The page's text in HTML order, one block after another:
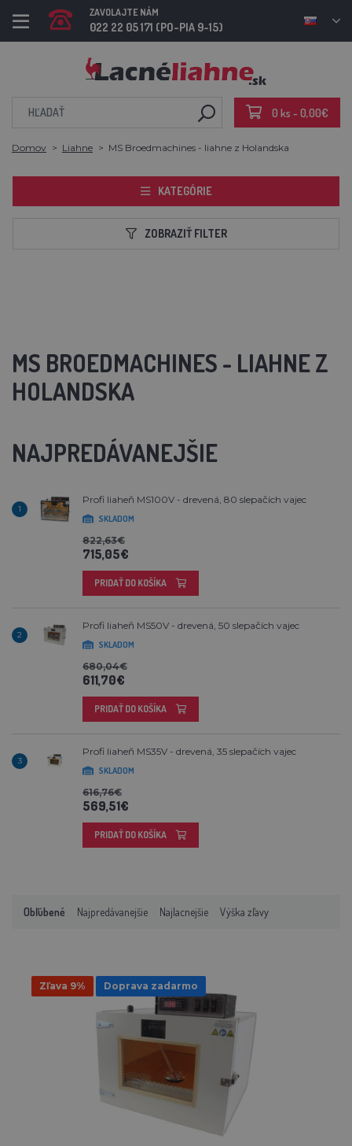
ZAVOLAJTE NÁM
022 22 05 171 (PO-PIA 9-15)
0 ks - 0,00€
Domov Liahne MS Broedmachines - liahne z Holandska
KATEGÓRIE
ZOBRAZIŤ FILTER
MS BROEDMACHINES - LIAHNE Z
HOLANDSKA
NAJPREDÁVANEJŠIE
1
Profi liaheň MS100V - drevená, 80 slepačích vajec
SKLADOM
822,63€
715,05€
PRIDAŤ DO KOŠÍKA
2
Profi liaheň MS50V - drevená, 50 slepačích vajec
SKLADOM
680,04€
611,70€
PRIDAŤ DO KOŠÍKA
3
Profi liaheň MS35V - drevená, 35 slepačích vajec
SKLADOM
616,76€
569,51€
PRIDAŤ DO KOŠÍKA
Obľúbené Najpredávanejšie Najlacnejšie Výška zľavy
Zľava 9% Doprava zadarmo